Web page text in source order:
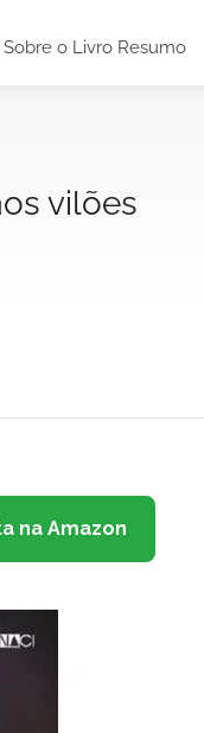
Sobre o Livro Resumo
vilões
na Amazon